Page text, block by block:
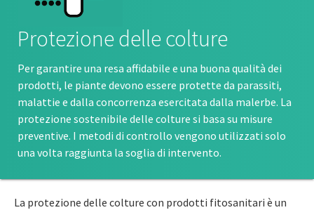
Protezione delle colture
Per garantire una resa affidabile e una buona qualità dei
prodotti, le piante devono essere protette da parassiti,
malattie e dalla concorrenza esercitata dalla malerbe. La
protezione sostenibile delle colture si basa su misure
preventive. I metodi di controllo vengono utilizzati solo
una volta raggiunta la soglia di intervento.
La protezione delle colture con prodotti fitosanitari è un